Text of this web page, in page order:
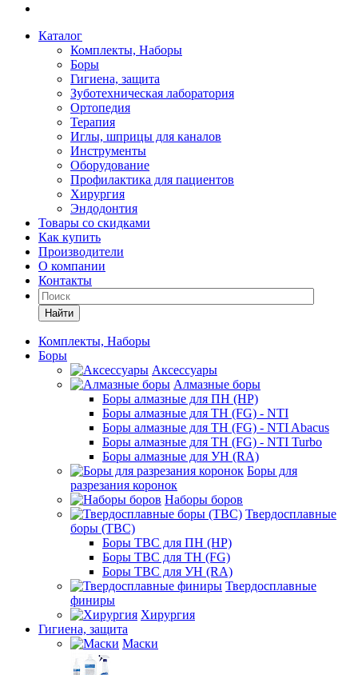
Каталог
Комплекты, Наборы
Боры
Гигиена, защита
Зуботехническая лаборатория
Ортопедия
Терапия
Иглы, шприцы для каналов
Инструменты
Оборудование
Профилактика для пациентов
Хирургия
Эндодонтия
Товары со скидками
Как купить
Производители
О компании
Контакты
Найти
Комплекты, Наборы
Боры
Аксессуары
Алмазные боры
Боры алмазные для ПН (HP)
Боры алмазные для ТН (FG) - NTI
Боры алмазные для ТН (FG) - NTI Abacus
Боры алмазные для ТН (FG) - NTI Turbo
Боры алмазные для УН (RA)
Боры для
разрезания коронок
Наборы боров
Твердосплавные
боры (ТВС)
Боры ТВС для ПН (HP)
Боры ТВС для ТН (FG)
Боры ТВС для УН (RA)
Твердосплавные
финиры
Хирургия
Гигиена, защита
Маски